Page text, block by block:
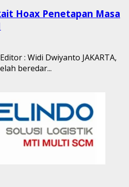
Hoax Penetapan Masa
: Widi Dwiyanto JAKARTA,
beredar...